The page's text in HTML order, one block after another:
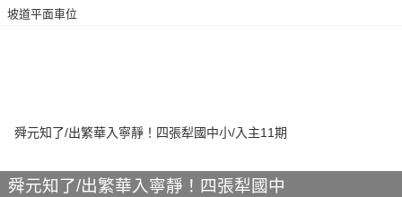
坡道平面車位
舜元知了/出繁華入寧靜！四張犁國中